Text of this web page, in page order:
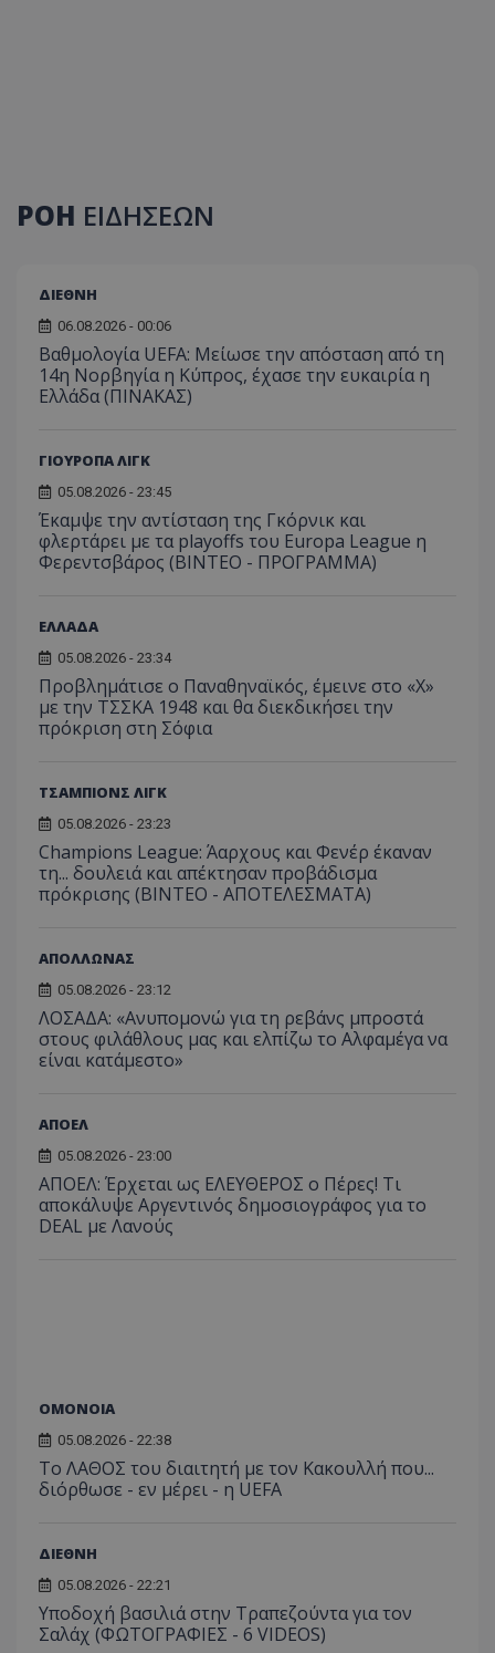
ΡΟΗ ΕΙΔΗΣΕΩΝ
ΔΙΕΘΝΗ
06.08.2026 - 00:06
Βαθμολογία UEFA: Μείωσε την απόσταση από τη
14η Νορβηγία η Κύπρος, έχασε την ευκαιρία η
Ελλάδα (ΠΙΝΑΚΑΣ)
ΓΙΟΥΡΟΠΑ ΛΙΓΚ
05.08.2026 - 23:45
Έκαμψε την αντίσταση της Γκόρνικ και
φλερτάρει με τα playoffs του Europa League η
Φερεντσβάρος (ΒΙΝΤΕΟ - ΠΡΟΓΡΑΜΜΑ)
ΕΛΛΑΔΑ
05.08.2026 - 23:34
Προβλημάτισε ο Παναθηναϊκός, έμεινε στο «Χ»
με την ΤΣΣΚΑ 1948 και θα διεκδικήσει την
πρόκριση στη Σόφια
ΤΣΑΜΠΙΟΝΣ ΛΙΓΚ
05.08.2026 - 23:23
Champions League: Άαρχους και Φενέρ έκαναν
τη... δουλειά και απέκτησαν προβάδισμα
πρόκρισης (ΒΙΝΤΕΟ - ΑΠΟΤΕΛΕΣΜΑΤΑ)
ΑΠΟΛΛΩΝΑΣ
05.08.2026 - 23:12
ΛΟΣΑΔΑ: «Ανυπομονώ για τη ρεβάνς μπροστά
στους φιλάθλους μας και ελπίζω το Αλφαμέγα να
είναι κατάμεστο»
ΑΠΟΕΛ
05.08.2026 - 23:00
ΑΠΟΕΛ: Έρχεται ως ΕΛΕΥΘΕΡΟΣ ο Πέρες! Τι
αποκάλυψε Αργεντινός δημοσιογράφος για το
DEAL με Λανούς
ΟΜΟΝΟΙΑ
05.08.2026 - 22:38
Το ΛΑΘΟΣ του διαιτητή με τον Κακουλλή που...
διόρθωσε - εν μέρει - η UEFA
ΔΙΕΘΝΗ
05.08.2026 - 22:21
Υποδοχή βασιλιά στην Τραπεζούντα για τον
Σαλάχ (ΦΩΤΟΓΡΑΦΙΕΣ - 6 VIDEOS)